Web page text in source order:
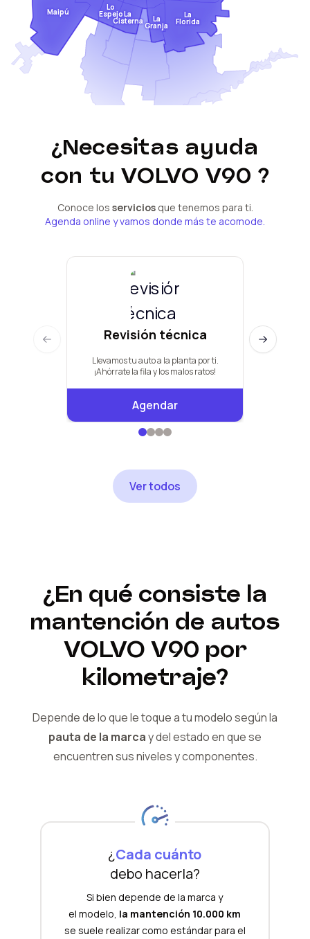
Maipú La
Cisterna
Lo
Espejo
La
Granja
La
Florida
¿Necesitas ayuda
con tu VOLVO V90 ?
Conoce los servicios que tenemos para ti.
Agenda online y vamos donde más te acomode.
Revisión técnica
Llevamos tu auto a la planta por ti.
¡Ahórrate la fila y los malos ratos!
Agendar
Previous slide Next slide
Ver todos
¿En qué consiste la
mantención de autos
VOLVO V90 por
kilometraje?
Depende de lo que le toque a tu modelo según la
pauta de la marcay delestado en que se
encuentren sus niveles y componentes.
¿Cada cuánto
debo hacerla?
Si bien depende de la marca y
el modelo, la mantención 10.000 km
se suele realizar como estándar para el